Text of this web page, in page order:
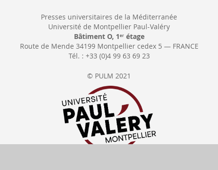
Presses universitaires de la Méditerranée
Université de Montpellier Paul-Valéry
Bâtiment O, 1 erétage
Route de Mende 34199 Montpellier cedex 5 — FRANCE
Tél. : +33 (0)4 99 63 69 23
© PULM 2021